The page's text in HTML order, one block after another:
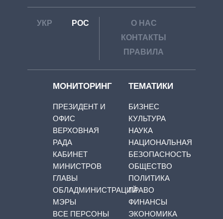
УКР РОС
О НАС
КОНТАКТЫ
ПРАВИЛА
МОНИТОРИНГ
ПРЕЗИДЕНТ И
ОФИС
ВЕРХОВНАЯ
РАДА
КАБИНЕТ
МИНИСТРОВ
ГЛАВЫ
ОБЛАДМИНИСТРАЦИЙ
МЭРЫ
ВСЕ ПЕРСОНЫ
ТЕМАТИКИ
БИЗНЕС
КУЛЬТУРА
НАУКА
НАЦИОНАЛЬНАЯ
БЕЗОПАСНОСТЬ
ОБЩЕСТВО
ПОЛИТИКА
ПРАВО
ФИНАНСЫ
ЭКОНОМИКА